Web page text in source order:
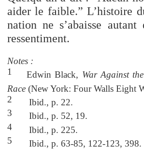
aider le faible.” L’histoire
nation ne s’abaisse
ressentiment.
Notes :
1
Edwin Black, War Against
Race (New York: Four Walls Eight
2
Ibid., p. 22.
3
Ibid., p. 52, 19.
4
Ibid., p. 225.
5
Ibid., p. 63-85, 122-123, 398.